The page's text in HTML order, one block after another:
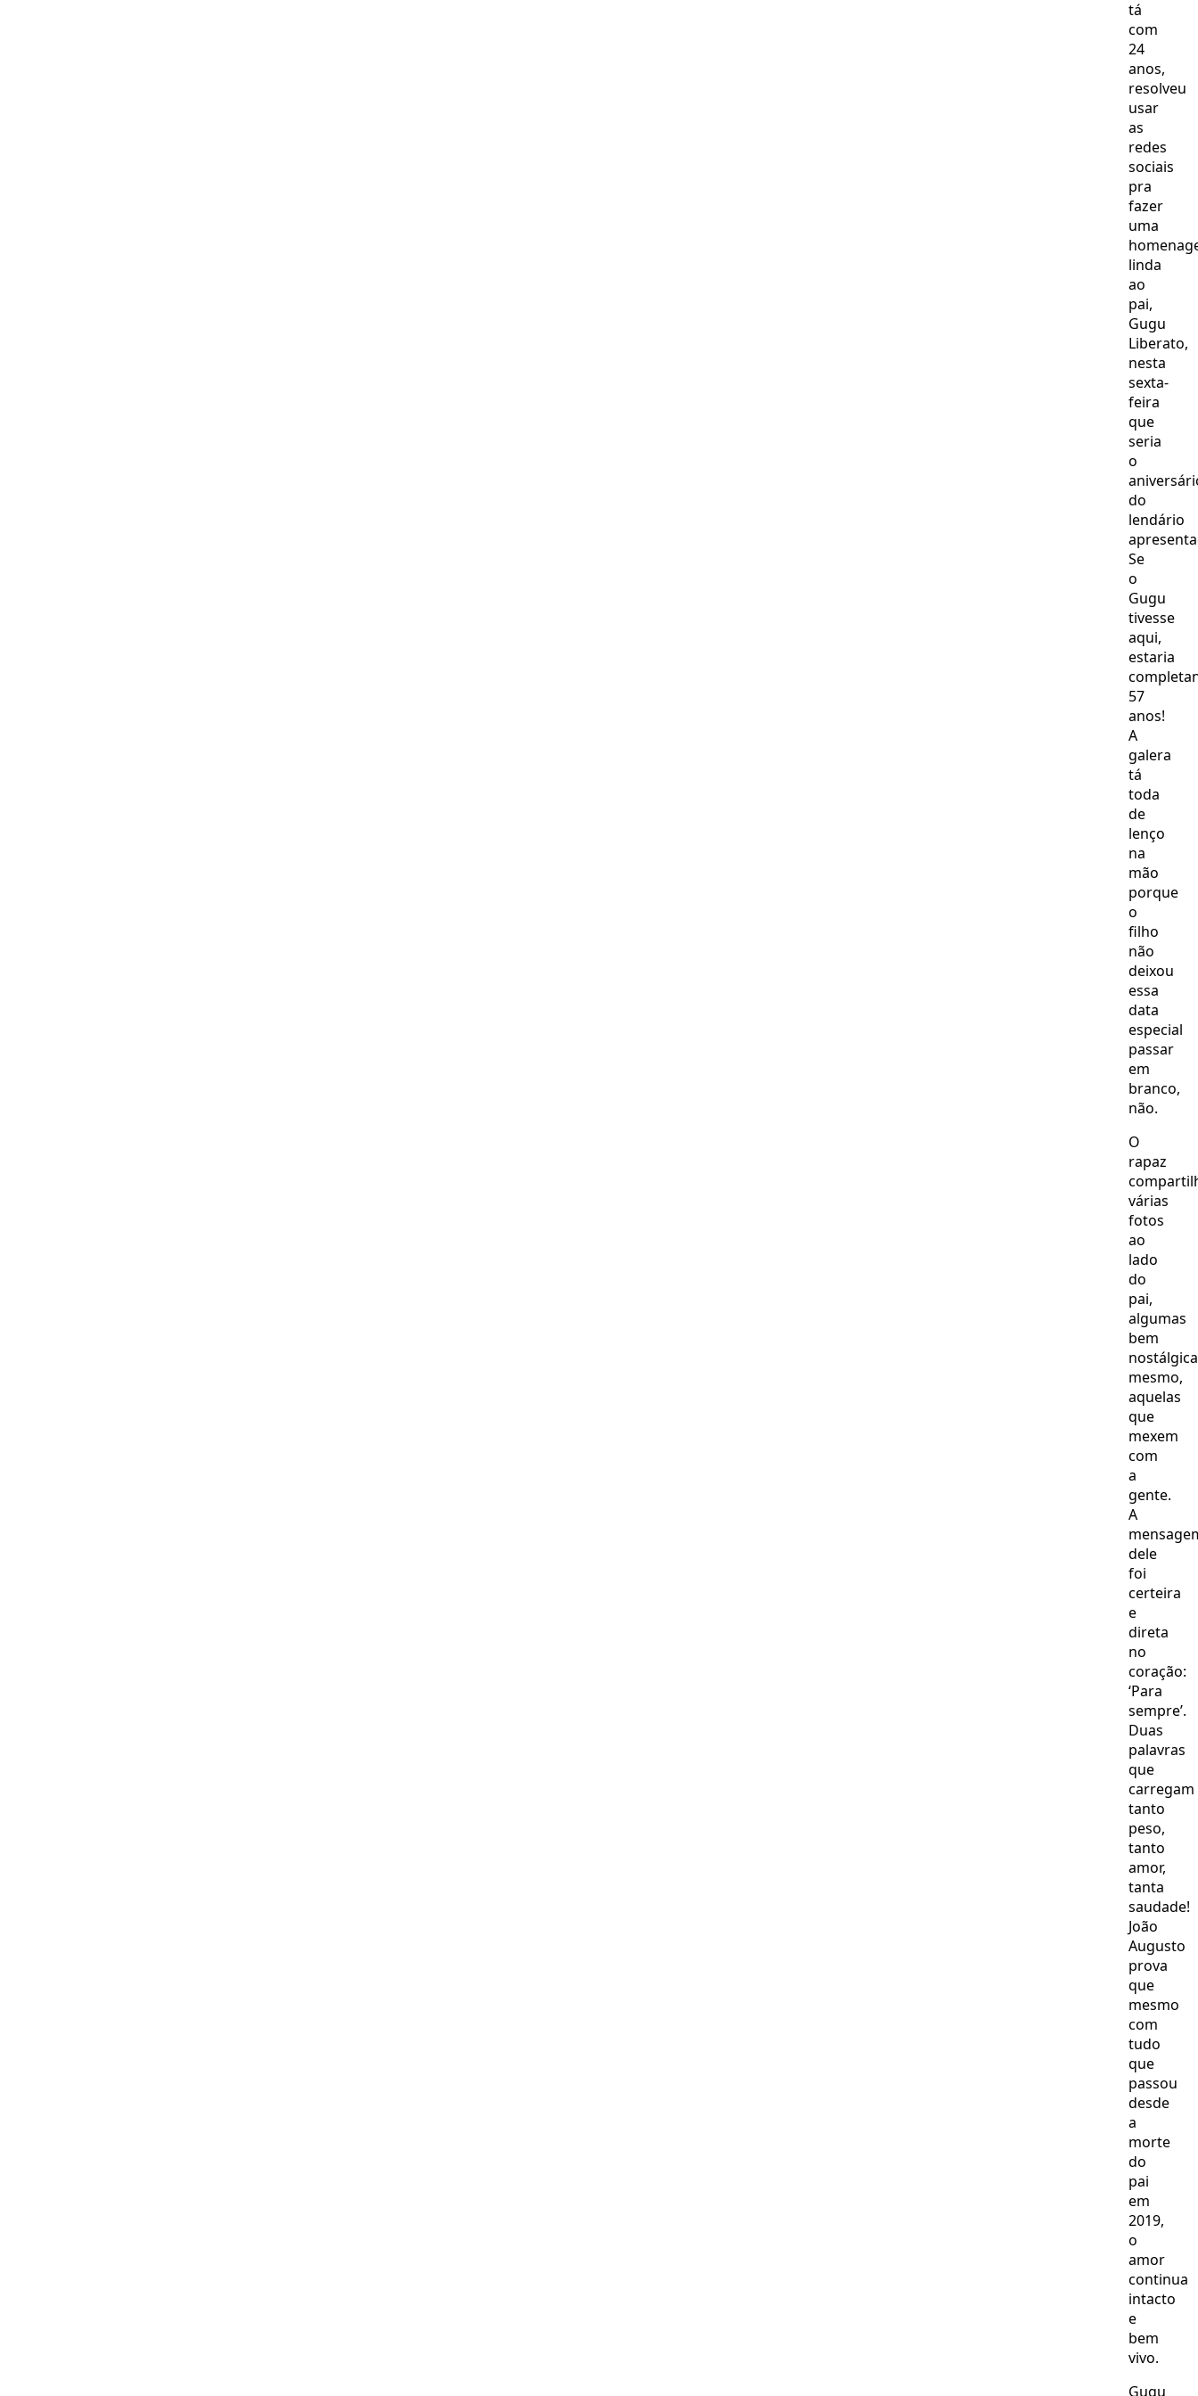
tá
com
24
anos,
resolveu
usar
as
redes
sociais
pra
fazer
uma
linda
ao
pai,
Gugu
Liberato,
nesta
sexta-
feira
que
seria
o
do
lendário
Se
o
Gugu
tivesse
aqui,
estaria
57
anos!
A
galera
tá
toda
de
lenço
na
mão
porque
o
filho
não
deixou
essa
data
especial
passar
em
branco,
não.
O
rapaz
várias
fotos
ao
lado
do
pai,
algumas
bem
mesmo,
aquelas
que
mexem
com
a
gente.
A
dele
foi
certeira
e
direta
no
coração:
‘Para
sempre’.
Duas
palavras
que
carregam
tanto
peso,
tanto
amor,
tanta
saudade!
João
Augusto
prova
que
mesmo
com
tudo
que
passou
desde
a
morte
do
pai
em
2019,
o
amor
continua
intacto
e
bem
vivo.
Gugu